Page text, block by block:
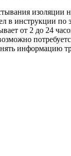
изоляции
в инструкции по
от 2 до 24
информацию